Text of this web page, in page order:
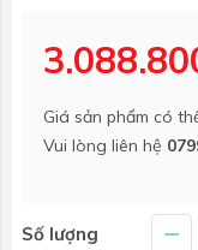
Giá sản phẩm có
Vui lòng liên hệ
Số lượng